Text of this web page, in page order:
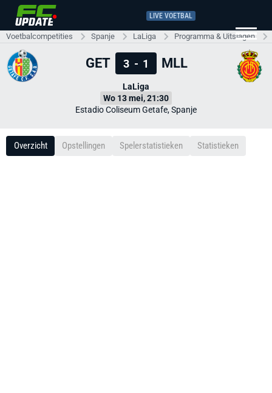
LIVE VOETBAL
Voetbalcompetities Spanje LaLiga Programma & Uitslagen
GET 3 - 1 MLL
LaLiga
Wo 13 mei, 21:30
Estadio Coliseum Getafe, Spanje
Overzicht Opstellingen Spelerstatistieken Statistieken